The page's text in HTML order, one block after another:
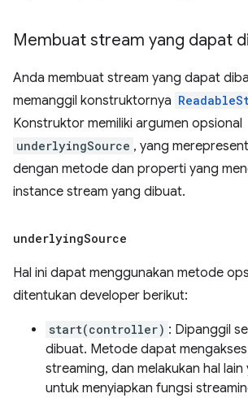
Membuat stream yang dapat
Anda membuat stream yang dapat
memanggil konstruktornya
Konstruktor memiliki argumen opsional
underlyingSource , yang
dengan metode dan properti yang
instance stream yang dibuat.
underlyingSource
Hal ini dapat menggunakan metode
ditentukan developer berikut:
start(controller) : Dipanggil
dibuat. Metode dapat
streaming, dan melakukan hal
untuk menyiapkan fungsi